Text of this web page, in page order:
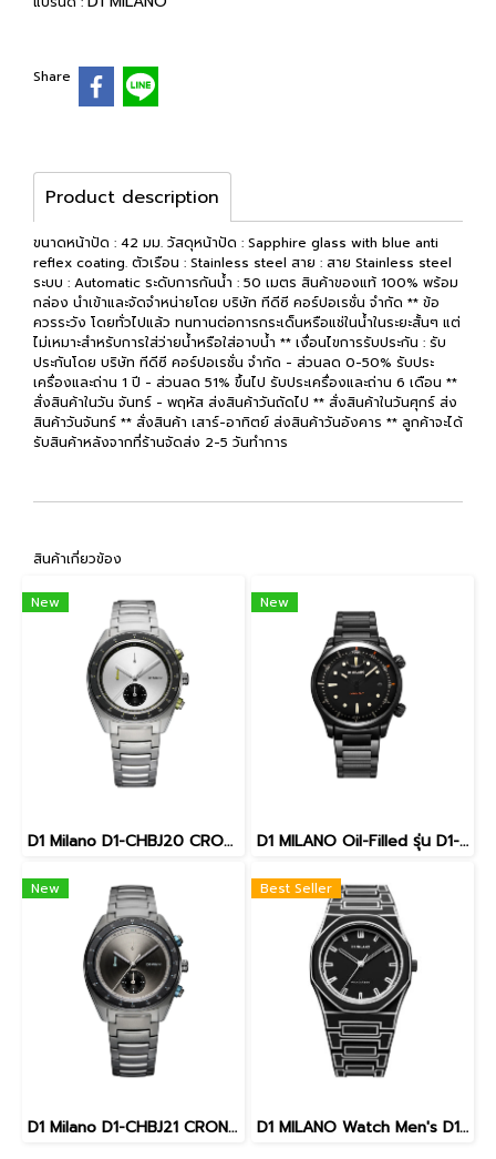
Share
Product description
ขนาดหน้าปัด : 42 มม. วัสดุหน้าปัด : Sapphire glass with blue anti
reflex coating. ตัวเรือน : Stainless steel สาย : สาย Stainless steel
ระบบ : Automatic ระดับการกันน้ำ : 50 เมตร สินค้าของแท้ 100% พร้อม
กล่อง นำเข้าและจัดจำหน่ายโดย บริษัท ทีดีซี คอร์ปอเรชั่น จำกัด ** ข้อ
ควรระวัง โดยทั่วไปแล้ว ทนทานต่อการกระเด็นหรือแช่ในน้ำในระยะสั้นๆ แต่
ไม่เหมาะสำหรับการใส่ว่ายน้ำหรือใส่อาบน้ำ ** เงื่อนไขการรับประกัน : รับ
ประกันโดย บริษัท ทีดีซี คอร์ปอเรชั่น จำกัด - ส่วนลด 0-50% รับประ
เครื่องและถ่าน 1 ปี - ส่วนลด 51% ขึ้นไป รับประเครื่องและถ่าน 6 เดือน **
สั่งสินค้าในวัน จันทร์ - พฤหัส ส่งสินค้าวันถัดไป ** สั่งสินค้าในวันศุกร์ ส่ง
สินค้าวันจันทร์ ** สั่งสินค้า เสาร์-อาทิตย์ ส่งสินค้าวันอังคาร ** ลูกค้าจะได้
รับสินค้าหลังจากที่ร้านจัดส่ง 2-5 วันทำการ
สินค้าเกี่ยวข้อง
New
D1 Milano D1-CHBJ20 CRONOGRAFO Men Watch 40 mm นาฬิกา นาฬิกาข้อมือ นาฬิกาข้อมือผู้ชาย
New
D1 MILANO Oil-Filled รุ่น D1-OFBJ01
New
D1 Milano D1-CHBJ21 CRONOGRAFO Men Watch 40 mm นาฬิกา นาฬิกาข้อมือ นาฬิกาข้อมือผู้ชาย
Best Seller
D1 MILANO Watch Men's D1-PCBJ33 Polycarbonate Black Sketch 40.5 mm.